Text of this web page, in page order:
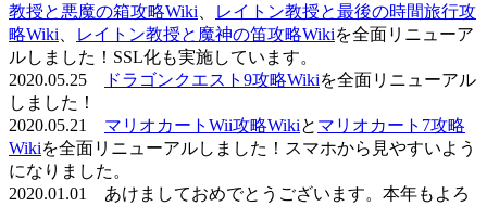
教授と悪魔の箱攻略Wiki
レイトン教授と最後の時間旅行攻
略Wiki
レイトン教授と魔神の笛攻略Wikiを全面リニューア
ルしました！SSL化も実施しています。
2020.05.25
ドラゴンクエスト9攻略Wikiを全面リニューアル
しました！
2020.05.21 マリオカートWii攻略Wikiと マリオカート7攻略
Wikiを全面リニューアルしました！スマホから見やすいよう
になりました。
2020.01.01 あけましておめでとうございます。本年もよろ